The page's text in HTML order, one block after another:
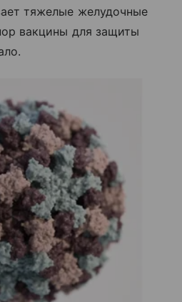
тяжелые желудочные
вакцины для защиты